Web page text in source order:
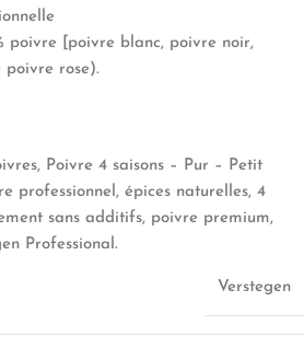
poivre [poivre blanc, poivre noir,
poivre rose).
Poivre 4 saisons – Pur – Petit
professionnel, épices naturelles, 4
sans additifs, poivre premium,
Professional.
Verstegen